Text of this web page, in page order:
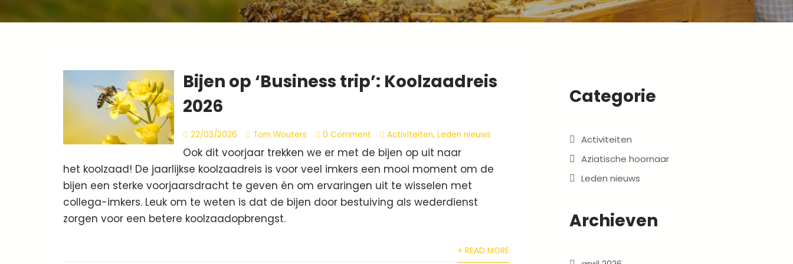
Bijen op ‘Business trip’: Koolzaadreis
2026
22/03/2026 Tom Wouters 0 Comment Activiteiten,Leden nieuws
Ook dit voorjaar trekken we er met de bijen op uit naar
het koolzaad! De jaarlijkse koolzaadreis is voor veel imkers een mooi moment om de
bijen een sterke voorjaarsdracht te geven én om ervaringen uit te wisselen met
collega-imkers. Leuk om te weten is dat de bijen door bestuiving als wederdienst
zorgen voor een betere koolzaadopbrengst.
+ READ MORE
Categorie
Activiteiten
Aziatische hoornaar
Leden nieuws
Archieven